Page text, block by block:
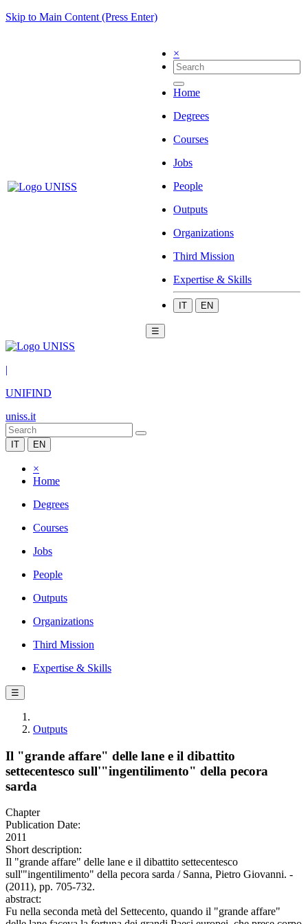
Skip to Main Content (Press Enter)
×
Home
Degrees
Courses
Jobs
People
Outputs
Organizations
Third Mission
Expertise & Skills
IT EN
☰
|
UNIFIND
uniss.it
IT EN
×
Home
Degrees
Courses
Jobs
People
Outputs
Organizations
Third Mission
Expertise & Skills
☰
Outputs
Il "grande affare" delle lane e il dibattito
settecentesco sull'"ingentilimento" della pecora
sarda
Chapter
Publication Date:
2011
Short description:
Il "grande affare" delle lane e il dibattito settecentesco
sull'"ingentilimento" della pecora sarda / Sanna, Pietro Giovanni. -
(2011), pp. 705-732.
abstract:
Fu nella seconda metà del Settecento, quando il "grande affare"